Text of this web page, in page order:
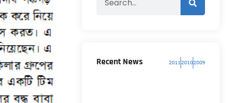
Recent News 2011 20102009